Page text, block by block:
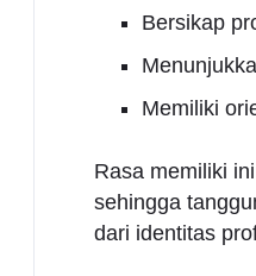
Bersikap
Memiliki
Rasa memiliki
sehingga
dari identitas